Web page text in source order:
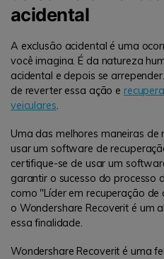
acidental
A exclusão acidental é uma
você imagina. É da natureza
acidental e depois se
de reverter essa ação e
veiculares.
Uma das melhores maneiras
usar um software de
certifique-se de usar um
garantir o sucesso do processo
como "Líder em recuperação de
o Wondershare Recoverit é um
essa finalidade.
Wondershare Recoverit é uma